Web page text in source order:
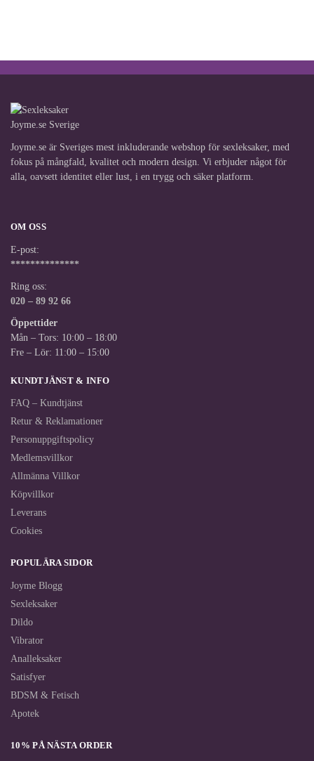
Joyme.se är Sveriges mest inkluderande webshop för sexleksaker, med
fokus på mångfald, kvalitet och modern design. Vi erbjuder något för
alla, oavsett identitet eller lust, i en trygg och säker platform.
OM OSS
E-post:
**************
Ring oss:
020 – 89 92 66
Öppettider
Mån – Tors: 10:00 – 18:00
Fre – Lör: 11:00 – 15:00
KUNDTJÄNST & INFO
FAQ – Kundtjänst
Retur & Reklamationer
Personuppgiftspolicy
Medlemsvillkor
Allmänna Villkor
Köpvillkor
Leverans
Cookies
POPULÄRA SIDOR
Joyme Blogg
Sexleksaker
Dildo
Vibrator
Analleksaker
Satisfyer
BDSM & Fetisch
Apotek
10% PÅ NÄSTA ORDER